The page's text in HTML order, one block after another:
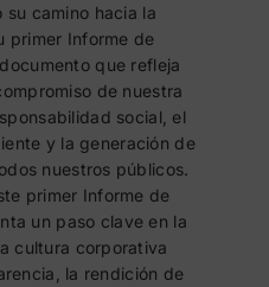
camino hacia la
primer Informe de
que refleja
de nuestra
social, el
y la generación de
nuestros públicos.
primer Informe de
un paso clave en la
cultura corporativa
la rendición de